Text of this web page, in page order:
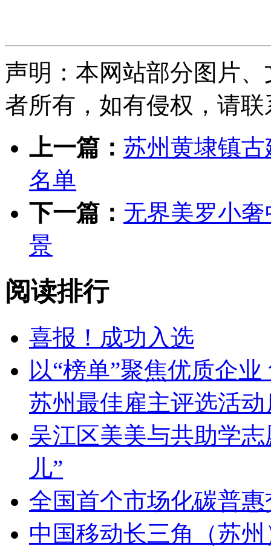
声明：本网站部分图片
者所有，如有侵权，请联
上一篇： 苏州黄埭镇
名单
下一篇： 无界美罗小
景
阅读排行
喜报！成功入选
以“榜单”聚焦优质企
苏州最佳雇主评选活动
吴江区美美与共助学
儿”
全国首个市场化碳普
中国移动长三角（苏